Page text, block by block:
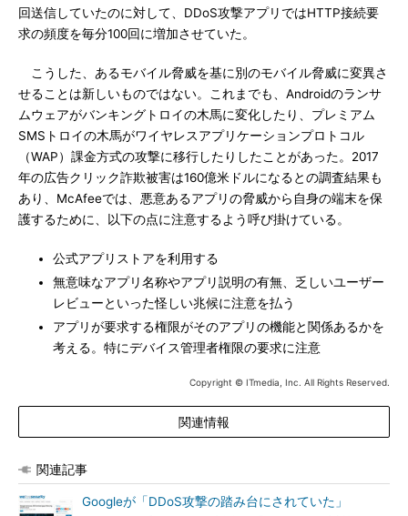
回送信していたのに対して、DDoS攻撃アプリではHTTP接続要
求の頻度を毎分100回に増加させていた。
こうした、あるモバイル脅威を基に別のモバイル脅威に変異さ
せることは新しいものではない。これまでも、Androidのランサ
ムウェアがバンキングトロイの木馬に変化したり、プレミアム
SMSトロイの木馬がワイヤレスアプリケーションプロトコル
（WAP）課金方式の攻撃に移行したりしたことがあった。2017
年の広告クリック詐欺被害は160億米ドルになるとの調査結果も
あり、McAfeeでは、悪意あるアプリの脅威から自身の端末を保
護するために、以下の点に注意するよう呼び掛けている。
公式アプリストアを利用する
無意味なアプリ名称やアプリ説明の有無、乏しいユーザー
レビューといった怪しい兆候に注意を払う
アプリが要求する権限がそのアプリの機能と関係あるかを
考える。特にデバイス管理者権限の要求に注意
Copyright © ITmedia, Inc. All Rights Reserved.
関連情報
関連記事
Googleが「DDoS攻撃の踏み台にされていた」